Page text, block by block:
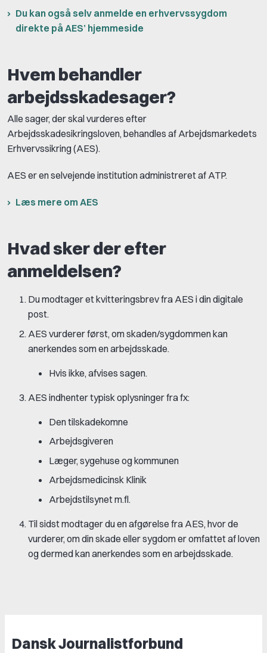
Du kan også selv anmelde en erhvervssygdom
direkte på AES’ hjemmeside
Hvem behandler
arbejdsskadesager?
Alle sager, der skal vurderes efter
Arbejdsskadesikringsloven, behandles af Arbejdsmarkedets
Erhvervssikring (AES).
AES er en selvejende institution administreret af ATP.
Læs mere om AES
Hvad sker der efter
anmeldelsen?
Du modtager et kvitteringsbrev fra AES i din digitale
post.
AES vurderer først, om skaden/sygdommen kan
anerkendes som en arbejdsskade.
Hvis ikke, afvises sagen.
AES indhenter typisk oplysninger fra fx:
Den tilskadekomne
Arbejdsgiveren
Læger, sygehuse og kommunen
Arbejdsmedicinsk Klinik
Arbejdstilsynet m.fl.
Til sidst modtager du en afgørelse fra AES, hvor de
vurderer, om din skade eller sygdom er omfattet af loven
og dermed kan anerkendes som en arbejdsskade.
Dansk Journalistforbund